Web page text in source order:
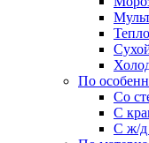
По
Со
С
С ж/д